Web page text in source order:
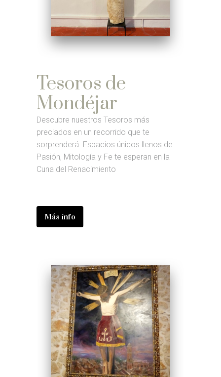
Tesoros de
Mondéjar
Descubre nuestros Tesoros más
preciados en un recorrido que te
sorprenderá. Espacios únicos llenos de
Pasión, Mitología y Fe te esperan en la
Cuna del Renacimiento
Más info